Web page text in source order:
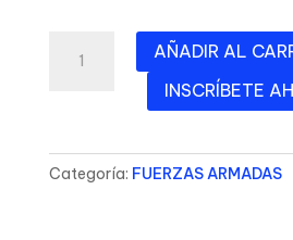
Intensivo
a
Tropa
AÑADIR AL
INSCRÍBETE
Categoría: FUERZAS ARMADAS